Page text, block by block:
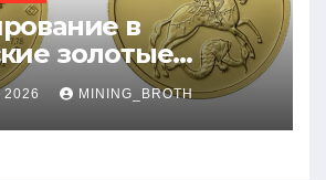
в
золотые
MINING_BROTH